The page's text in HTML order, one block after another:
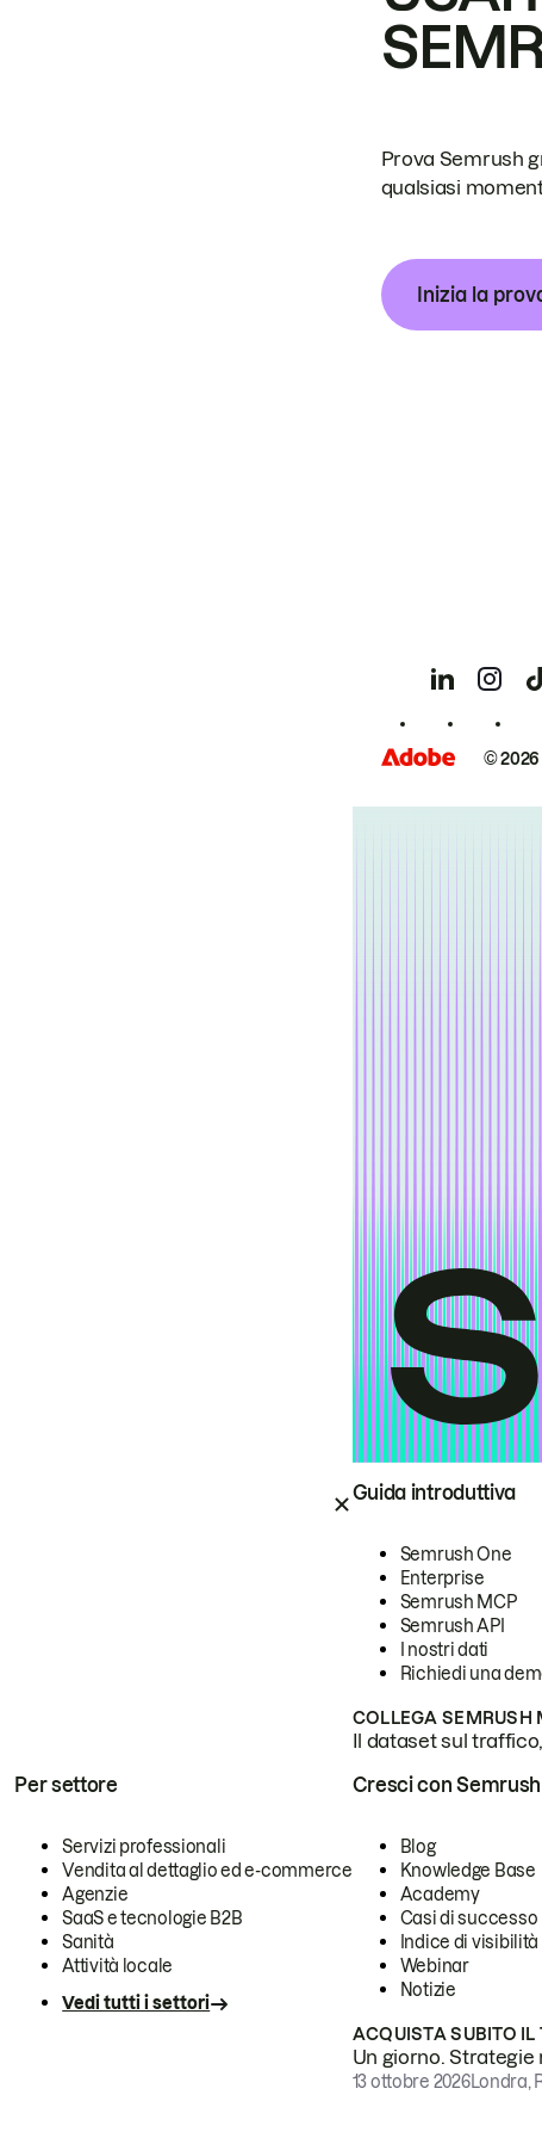
Guida introduttiva
Semrush One
Enterprise
Semrush MCP
Semrush API
I nostri dati
Richiedi una
COLLEGA SEMRUSH
Il dataset sul
Per settore
Servizi professionali
Vendita al dettaglio ed e-commerce
Agenzie
SaaS e tecnologie B2B
Sanità
Attività locale
Vedi tutti i settori
Cresci con Semrush
Blog
Knowledge Base
Academy
Casi di successo
Indice di visibilità
Webinar
Notizie
ACQUISTA SUBITO IL
Un giorno.
13 ottobre 2026Londra,
Prova Semrush
qualsiasi
Inizia la
©